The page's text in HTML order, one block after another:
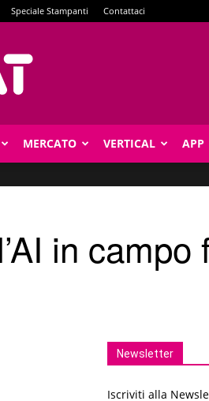
Speciale Stampanti Contattaci
MERCATO VERTICAL APP
in campo
Newsletter
Iscriviti alla